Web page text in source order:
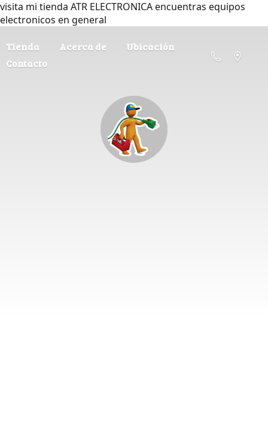
visita mi tienda ATR ELECTRONICA encuentras equipos
electronicos en general
Tienda Acerca de
Ubicación
Contacto